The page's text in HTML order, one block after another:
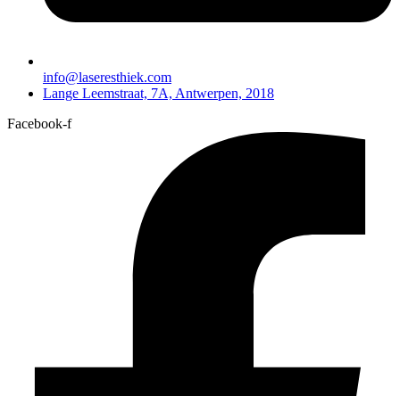
info@laseresthiek.com
Lange Leemstraat, 7A, Antwerpen, 2018
Facebook-f